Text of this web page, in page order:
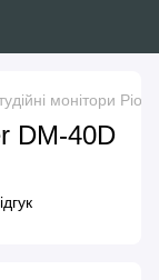
монітори
DM-40D